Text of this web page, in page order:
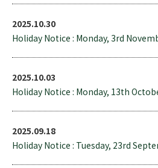
2025.10.30
Holiday Notice : Monday, 3rd
2025.10.03
Holiday Notice : Monday, 13th
2025.09.18
Holiday Notice : Tuesday, 23rd